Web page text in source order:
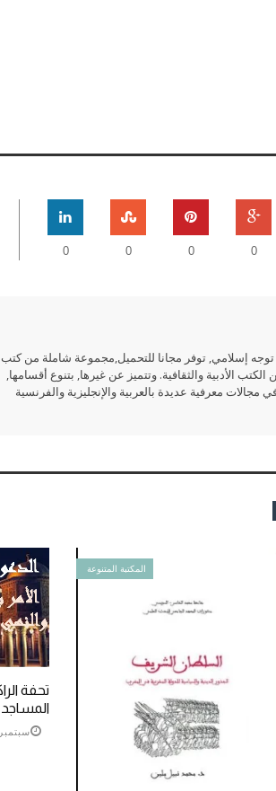
0
0
0
0
توجه إسلامي, توفر مجانا للتحميل,مجموعة شاملة من كتب
الأدبية والثقافية. وتتميز عن غيرها, بتنوع أقسامها,
معرفية عديدة بالعربية والإنجليزية والفرنسية
تحفة
المساجد
سبتمبر 17, 2025
المكتبة المتنوعة